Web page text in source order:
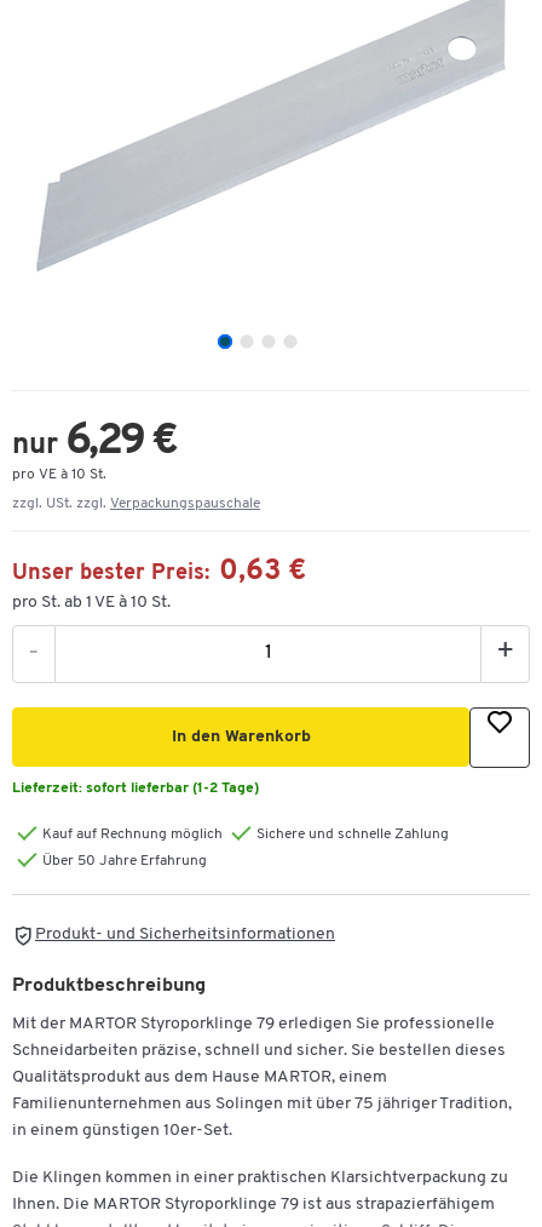
nur 6,29 €
pro VE à 10 St.
zzgl. USt. zzgl. Verpackungspauschale
Unser bester Preis: 0,63 €
pro St. ab 1 VE à 10 St.
- +
In den Warenkorb
Lieferzeit: sofort lieferbar (1-2 Tage)
Kauf auf Rechnung möglich
Sichere und schnelle Zahlung
Über 50 Jahre Erfahrung
Produkt- und Sicherheitsinformationen
Produktbeschreibung
Mit der MARTOR Styroporklinge 79 erledigen Sie professionelle
Schneidarbeiten präzise, schnell und sicher. Sie bestellen dieses
Qualitätsprodukt aus dem Hause MARTOR, einem
Familienunternehmen aus Solingen mit über 75 jähriger Tradition,
in einem günstigen 10er-Set.
Die Klingen kommen in einer praktischen Klarsichtverpackung zu
Ihnen. Die MARTOR Styroporklinge 79 ist aus strapazierfähigem